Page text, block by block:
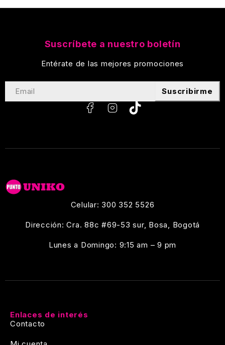
Celular: 300 352 5526
Dirección: Cra. 88c #69-53 sur, Bosa, Bogotá
Lunes a Domingo: 9:15 am – 9 pm
Enlaces de interés
Contacto
Suscríbete a nuestro boletín
Entérate de las mejores promociones
Suscribirme